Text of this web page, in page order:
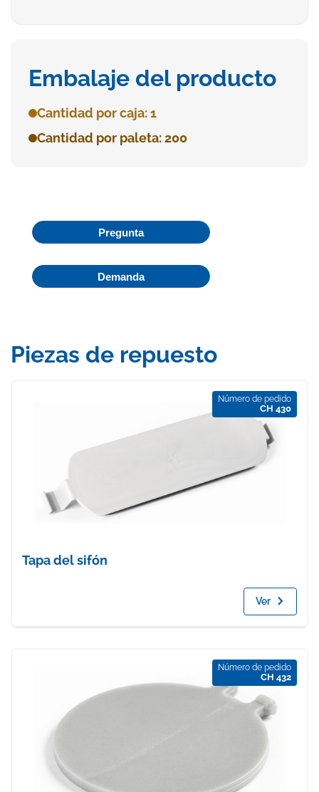
Embalaje del producto
Cantidad por caja: 1
Cantidad por paleta: 200
Pregunta
Demanda
Piezas de repuesto
Número de pedido
CH 430
Tapa del sifón
Ver
Número de pedido
CH 432